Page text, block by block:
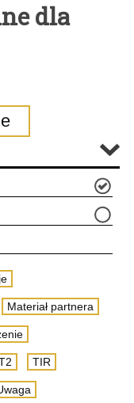
dla
Materiał partnera
TIR